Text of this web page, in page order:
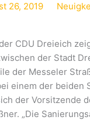
26, 2019
CDU Dreieich
der Stadt
der Messeler
einem der
der Vorsitzende
„Die